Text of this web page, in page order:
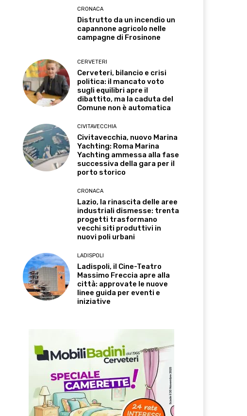
CRONACA
Distrutto da un incendio un
capannone agricolo nelle
campagne di Frosinone
CERVETERI
Cerveteri, bilancio e crisi
politica: il mancato voto
sugli equilibri apre il
dibattito, ma la caduta del
Comune non è automatica
CIVITAVECCHIA
Civitavecchia, nuovo Marina
Yachting: Roma Marina
Yachting ammessa alla fase
successiva della gara per il
porto storico
CRONACA
Lazio, la rinascita delle aree
industriali dismesse: trenta
progetti trasformano
vecchi siti produttivi in
nuovi poli urbani
LADISPOLI
Ladispoli, il Cine-Teatro
Massimo Freccia apre alla
città: approvate le nuove
linee guida per eventi e
iniziative